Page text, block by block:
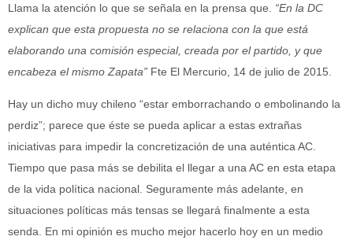
Llama la atención lo que se señala en la prensa que. “En la DC
explican que esta propuesta no se relaciona con la que está
elaborando una comisión especial, creada por el partido, y que
encabeza el mismo Zapata” Fte El Mercurio, 14 de julio de 2015.
Hay un dicho muy chileno “estar emborrachando o embolinando la
perdiz”; parece que éste se pueda aplicar a estas extrañas
iniciativas para impedir la concretización de una auténtica AC.
Tiempo que pasa más se debilita el llegar a una AC en esta etapa
de la vida política nacional. Seguramente más adelante, en
situaciones políticas más tensas se llegará finalmente a esta
senda. En mi opinión es mucho mejor hacerlo hoy en un medio